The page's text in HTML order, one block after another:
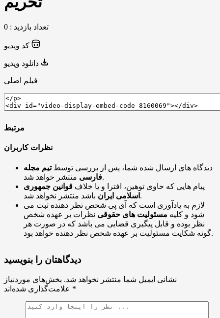
تعداد بازدید : 0
فیلم اصلی
مرتبط
نظرات کاربران
دیدگاه های ارسال شده شما، پس از بررسی توسطتیم مجله
فارسیمنتشر خواهد شد.
پیام هایی که حاوی توهین، افترا و یا خلاف قوانین جمهوری
اسلامی ایران باشد منتشر نخواهد شد.
لازم به یادآوری است که آی پی شخص نظر دهنده ثبت می
شود و کلیه مسئولیت های حقوقی نظرات بر عهده شخص
نظر بوده و قابل پیگیری قضایی می باشد که در صورت هر
گونه شکایت مسئولیت بر عهده شخص نظر دهنده خواهد بود.
دیدگاهتان را بنویسید
نشانی ایمیل شما منتشر نخواهد شد. بخش‌های موردنیاز
*